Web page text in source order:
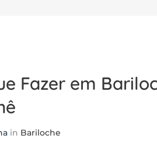
Fazer em
in Bariloche